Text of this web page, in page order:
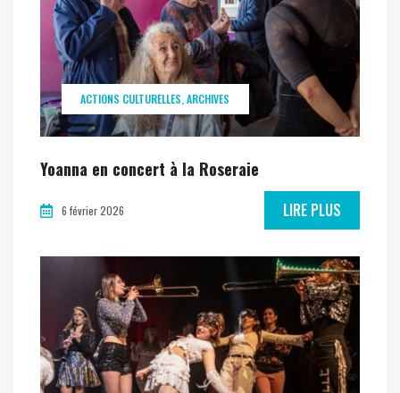
ACTIONS CULTURELLES ARCHIVES
Yoanna en concert à la Roseraie
6 février 2026 LIRE PLUS